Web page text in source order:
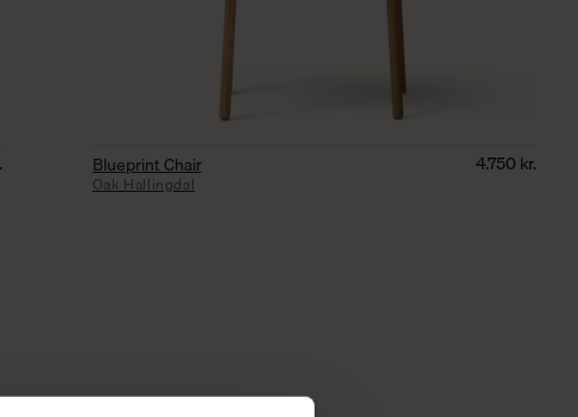
Blueprint Chair
Oak Hallingdal
4.750 kr.